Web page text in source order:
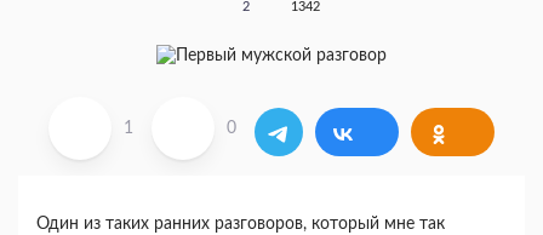
2 1342
1 0
Один из таких ранних разговоров, который мне так